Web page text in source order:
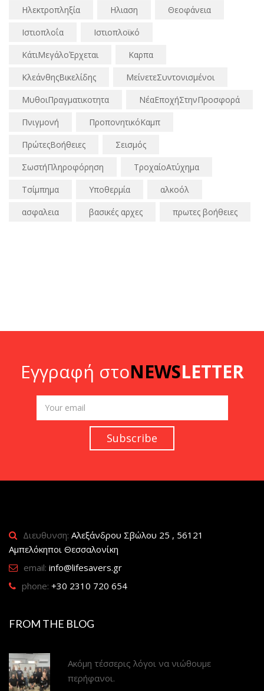
Ηλεκτροπληξία
Ηλιαση
Θεοφάνεια
Ιστιοπλοΐα
Ιστιοπλοϊκό
ΚάτιΜεγάλοΈρχεται
Καρπα
ΚλεάνθηςΒικελίδης
ΜείνετεΣυντονισμένοι
ΜυθοιΠραγματικοτητα
ΝέαΕποχήΣτηνΠροσφορά
Πνιγμονή
ΠροπονητικόΚαμπ
ΠρώτεςΒοήθειες
Σεισμός
ΣωστήΠληροφόρηση
ΤροχαίοΑτύχημα
Τσίμπημα
Υποθερμία
αλκοόλ
ασφαλεια
βασικές αρχες πρωτες βοήθειες
Εγγραφή στοNEWSLETTER
Διευθυνση: Αλεξάνδρου Σβώλου 25 , 56121
Αμπελόκηποι Θεσσαλονίκη
email: info@lifesavers.gr
phone: +30 2310 720 654
FROM THE BLOG
Ακόμη τέσσερις λόγοι να νιώθουμε
περήφανοι.